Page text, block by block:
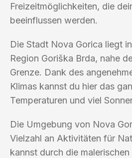
Freizeitmöglichkeiten, die
beeinflussen werden.
Die Stadt Nova Gorica liegt
Region Goriška Brda, nahe
Grenze. Dank des
Klimas kannst du hier das
Temperaturen und viel
Die Umgebung von Nova
Vielzahl an Aktivitäten für
kannst durch die